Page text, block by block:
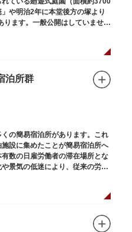
や明治2年に本堂後方の塚より
ます。一般公開はしていません
。
泊所群
の簡易宿泊所があります。これ
設に集めたことが簡易宿泊所へ
数の日雇労働者の滞在場所とな
景気の低迷により、従来の労働
。